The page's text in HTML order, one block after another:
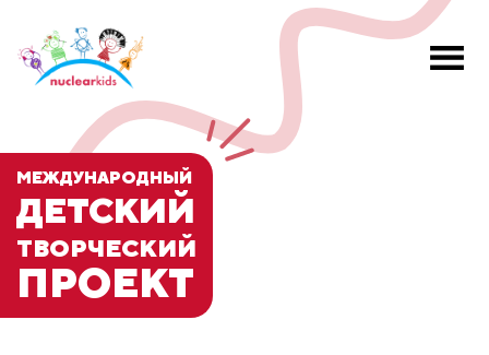
МЕЖДУНАРОДНЫЙ
ДЕТСКИЙ
ТВОРЧЕСКИЙ
ПРОЕКТ